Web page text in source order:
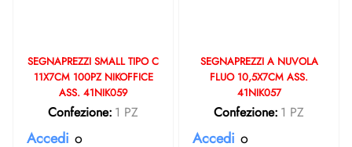
SEGNAPREZZI SMALL TIPO C
11X7CM 100PZ NIKOFFICE
ASS. 41NIK059
Confezione: 1 PZ
Accedi o
SEGNAPREZZI A NUVOLA
FLUO 10,5X7CM ASS.
41NIK057
Confezione: 1 PZ
Accedi o